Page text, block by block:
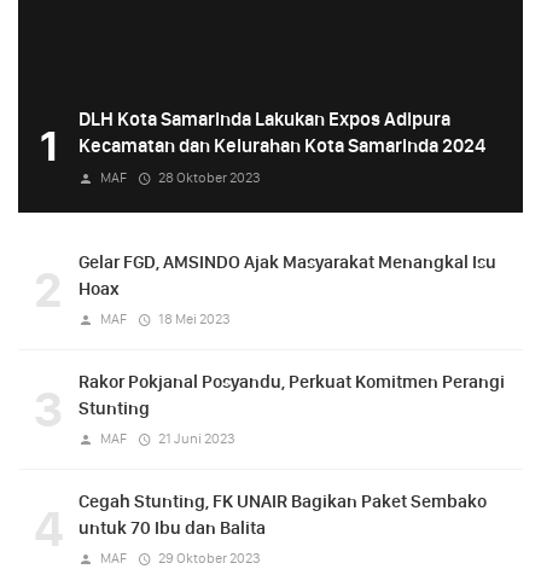
1
DLH Kota Samarinda Lakukan Expos Adipura
Kecamatan dan Kelurahan Kota Samarinda 2024
MAF 28 Oktober 2023
2
Gelar FGD, AMSINDO Ajak Masyarakat Menangkal Isu
Hoax
MAF 18 Mei 2023
3
Rakor Pokjanal Posyandu, Perkuat Komitmen Perangi
Stunting
MAF 21 Juni 2023
4
Cegah Stunting, FK UNAIR Bagikan Paket Sembako
untuk 70 Ibu dan Balita
MAF 29 Oktober 2023